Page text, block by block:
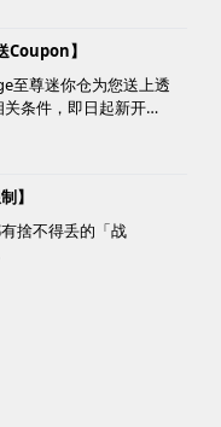
Coupon】
至尊迷你仓为您送上透
】
捨不得丢的「战